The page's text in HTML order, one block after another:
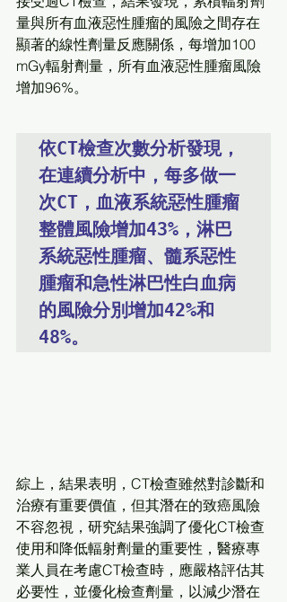
量與所有血液惡性腫瘤的風險之間存在
顯著的線性劑量反應關係，每增加100
mGy輻射劑量，所有血液惡性腫瘤風險
增加96%。
依CT檢查次數分析發現，
在連續分析中，每多做一
次CT，血液系統惡性腫瘤
整體風險增加43%，淋巴
系統惡性腫瘤、髓系惡性
腫瘤和急性淋巴性白血病
的風險分別增加42%和
48%。
綜上，結果表明，CT檢查雖然對診斷和
治療有重要價值，但其潛在的致癌風險
不容忽視，研究結果強調了優化CT檢查
使用和降低輻射劑量的重要性，醫療專
業人員在考慮CT檢查時，應嚴格評估其
必要性，並優化檢查劑量，以減少潛在